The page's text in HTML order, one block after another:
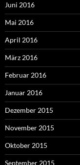
Juni 2016
Mai 2016
April 2016
März 2016
Februar 2016
Januar 2016
Dezember 2015
November 2015
Oktober 2015
September 2015